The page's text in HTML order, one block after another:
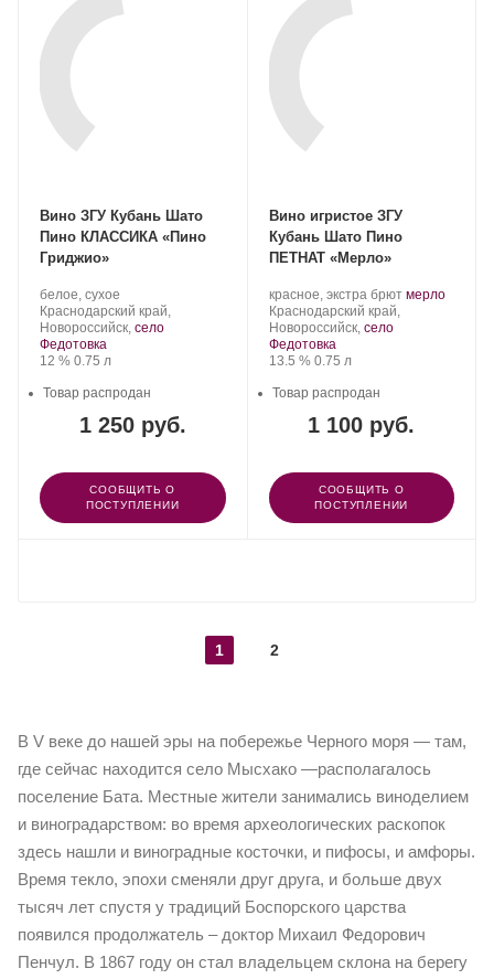
Вино ЗГУ Кубань Шато
Пино КЛАССИКА «Пино
Гриджио»
Производитель:
Шато
Пино.
белое, сухое
Регион:
Краснодарский край,
Новороссийск, село
Федотовка
Крепость
12 %. Объем
0.75 л
1 250 руб.
Товар распродан
СООБЩИТЬ О
ПОСТУПЛЕНИИ
Вино игристое ЗГУ
Кубань Шато Пино
ПЕТНАТ «Мерло»
Производитель:
Шато
Пино.
красное, экстра брют .мерло.
Регион:
Краснодарский край,
Новороссийск, село
Федотовка
Крепость
13.5 %. Объем
0.75 л
1 100 руб.
Товар распродан
СООБЩИТЬ О
ПОСТУПЛЕНИИ
1 2
В V веке до нашей эры на побережье Черного моря — там,
где сейчас находится село Мысхако —располагалось
поселение Бата. Местные жители занимались виноделием
и виноградарством: во время археологических раскопок
здесь нашли и виноградные косточки, и пифосы, и амфоры.
Время текло, эпохи сменяли друг друга, и больше двух
тысяч лет спустя у традиций Боспорского царства
появился продолжатель – доктор Михаил Федорович
Пенчул. В 1867 году он стал владельцем склона на берегу